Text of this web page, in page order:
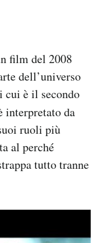
film del 2008
dell’universo
cui è il secondo
interpretato da
ruoli più
al perché
tutto tranne